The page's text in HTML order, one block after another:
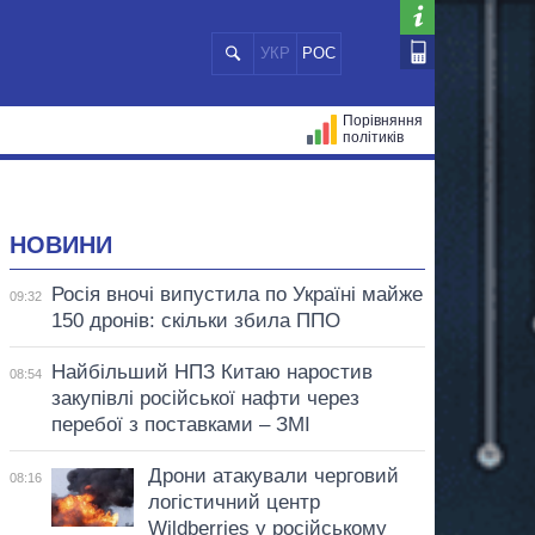
УКР РОС
Порівняння
політиків
НОВИНИ
09:32
Росія вночі випустила по Україні майже
150 дронів: скільки збила ППО
08:54
Найбільший НПЗ Китаю наростив
закупівлі російської нафти через
перебої з поставками – ЗМІ
08:16
Дрони атакували черговий
логістичний центр
Wildberries у російському